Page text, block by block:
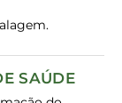
SAÚDE